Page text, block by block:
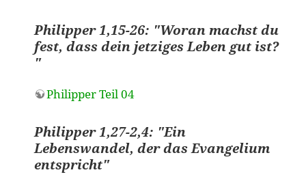
Philipper 1,15-26: "Woran machst du
fest, dass dein jetziges Leben gut ist?
"
Philipper Teil 04
Philipper 1,27-2,4: "Ein
Lebenswandel, der das Evangelium
entspricht"